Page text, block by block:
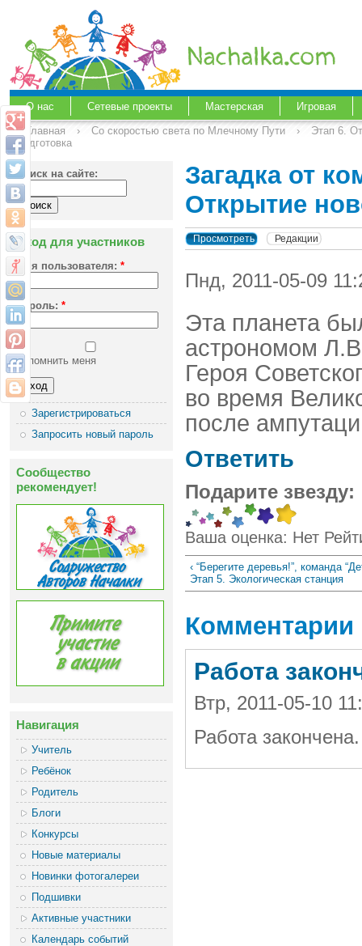
О нас Сетевые проекты Мастерская
Игровая
Главная
› Со скоростью света по Млечному Пути ›
Этап 6.
подготовка
Поиск на сайте:
Вход для участников
Имя пользователя: *
Пароль: *
Запомнить меня
Зарегистрироваться
Запросить новый пароль
Сообщество
рекомендует!
Навигация
Учитель
Ребёнок
Родитель
Блоги
Конкурсы
Новые материалы
Новинки фотогалереи
Подшивки
Активные участники
Календарь событий
Загадка от
Открытие
Просмотреть Редакции
Пнд, 2011-05-09
Эта планета
астрономом
Героя
во время
после
Ответить
Подарите звезду:
Ваша оценка: Нет
‹ “Берегите деревья!”, команда
Этап 5. Экологическая станция
Комментарии
Работа
Втр, 2011-05-10
Работа